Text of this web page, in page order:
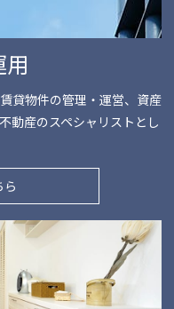
用
貸物件の管理・運営、資産
動産のスペシャリストとし